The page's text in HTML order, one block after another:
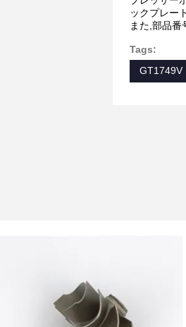
ックプレー
また,部品
Tags:
GT1749V